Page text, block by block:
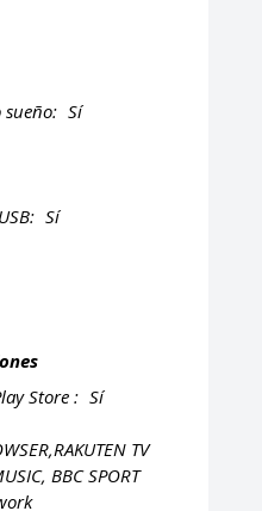
Sí
Sí
Store : Sí
TV
BBC SPORT